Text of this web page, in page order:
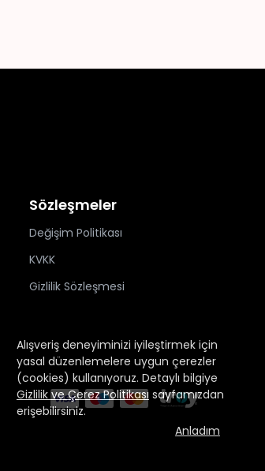
Alışveriş deneyiminizi iyileştirmek için
yasal düzenlemelere uygun çerezler
(cookies) kullanıyoruz. Detaylı bilgiye
Gizlilik ve Çerez Politikası sayfamızdan
erişebilirsiniz.
Anladım
Sözleşmeler
Değişim Politikası
KVKK
Gizlilik Sözleşmesi